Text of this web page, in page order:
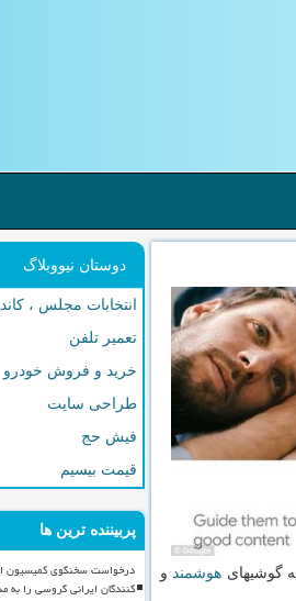
گوشیهای هوشمندو
دوستان نیووبلاگ
انتخابات مجلس ،
تعمیر تلفن
خرید و فروش خودرو
طراحی سایت
فیش حج
قیمت بیسیم
پربیننده ترین ها
درخواست سخنگوی کمیسیون
کنندگان ایرانی گروسی را به